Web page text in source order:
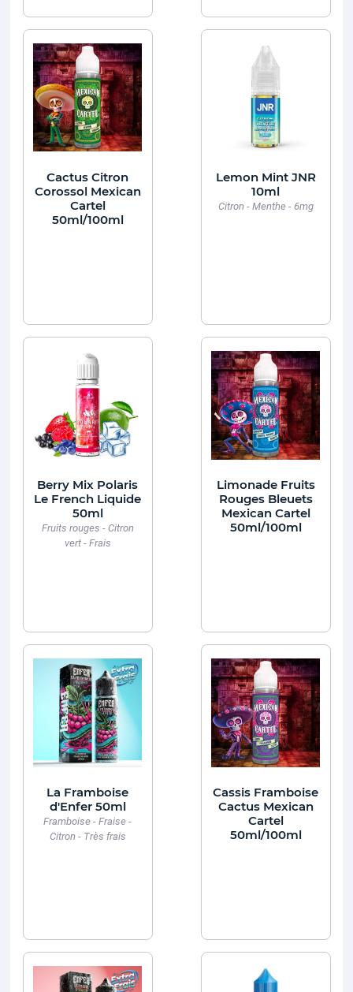
Cactus Citron
Corossol Mexican
Cartel
50ml/100ml
Lemon Mint JNR
10ml
Citron - Menthe - 6mg
Berry Mix Polaris
Le French Liquide
50ml
Fruits rouges - Citron
vert - Frais
Limonade Fruits
Rouges Bleuets
Mexican Cartel
50ml/100ml
La Framboise
d'Enfer 50ml
Framboise - Fraise -
Citron - Très frais
Cassis Framboise
Cactus Mexican
Cartel
50ml/100ml